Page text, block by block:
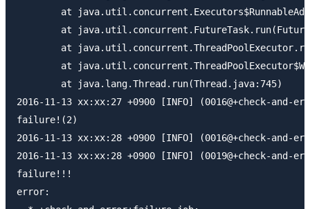
2016-11-13 xx:xx:27 +0900 [INFO] (0016@+check-
failure!(2)
2016-11-13 xx:xx:28 +0900 [INFO] (0016@+check-
2016-11-13 xx:xx:28 +0900 [INFO] (0019@+check-
failure!!!
error: